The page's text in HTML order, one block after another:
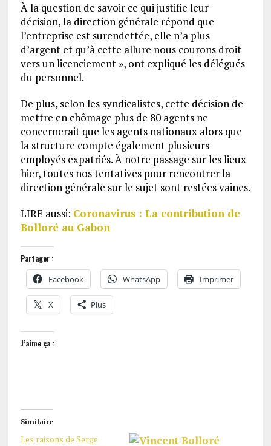
À la question de savoir ce qui justifie leur
décision, la direction générale répond que
l’entreprise est surendettée, elle n’a plus
d’argent et qu’à cette allure nous courons droit
vers un licenciement », ont expliqué les délégués
du personnel.
De plus, selon les syndicalistes, cette décision de
mettre en chômage plus de 80 agents ne
concernerait que les agents nationaux alors que
la structure compte également plusieurs
employés expatriés. À notre passage sur les lieux
hier, toutes nos tentatives pour rencontrer la
direction générale sur le sujet sont restées vaines.
LIRE aussi: Coronavirus : La contribution de
Bolloré au Gabon
Partager :
Facebook WhatsApp Imprimer
X Plus
J’aime ça :
Similaire
Les raisons de Serge